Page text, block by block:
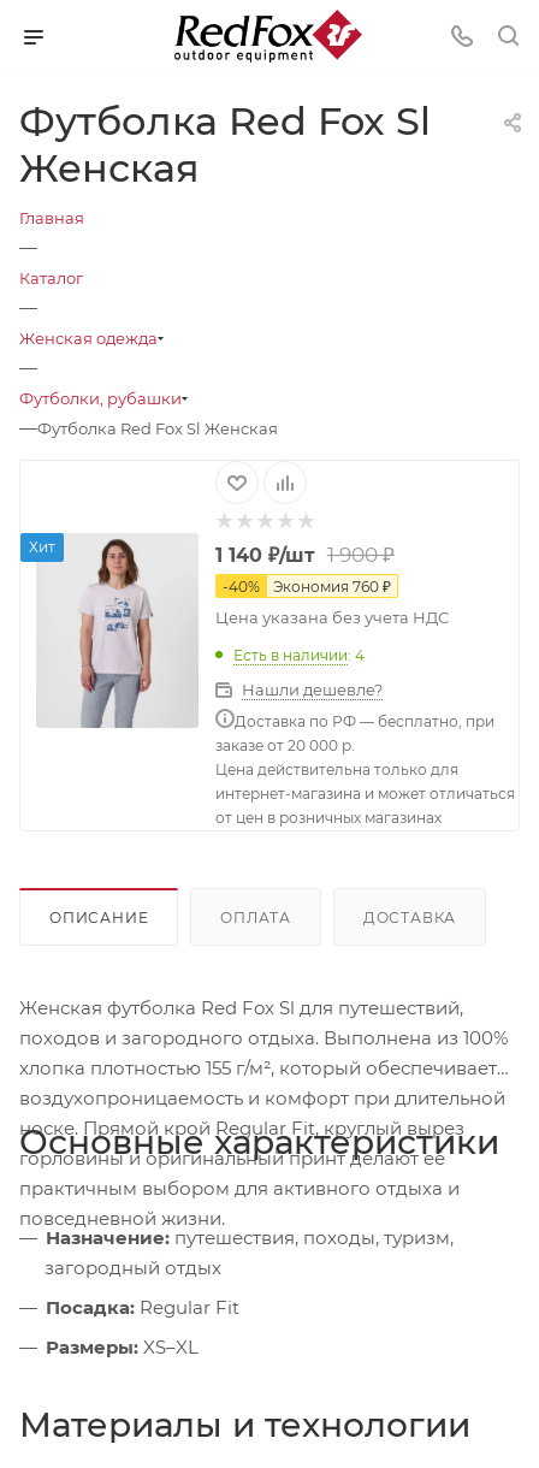
Футболка Red Fox Sl
Женская
Главная
—
Каталог
—
Женская одежда
—
Футболки, рубашки
—Футболка Red Fox Sl Женская
Хит 1 140₽/шт 1 900₽
-40% Экономия 760₽
Цена указана без учета НДС
Есть в наличии: 4
Нашли дешевле?
Доставка по РФ — бесплатно, при
заказе от 20 000 р.
Цена действительна только для
интернет-магазина и может отличаться
от цен в розничных магазинах
ОПИСАНИЕ ОПЛАТА ДОСТАВКА
Женская футболка Red Fox Sl для путешествий,
походов и загородного отдыха. Выполнена из 100%
хлопка плотностью 155 г/м², который обеспечивает
воздухопроницаемость и комфорт при длительной
носке. Прямой крой Regular Fit, круглый вырез
горловины и оригинальный принт делают её
практичным выбором для активного отдыха и
повседневной жизни.
Основные характеристики
Назначение: путешествия, походы, туризм,
загородный отдых
Посадка: Regular Fit
Размеры: XS–XL
Материалы и технологии